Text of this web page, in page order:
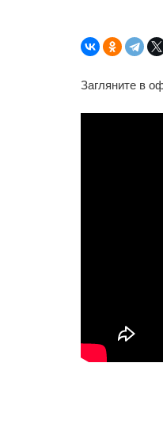
Загляните в